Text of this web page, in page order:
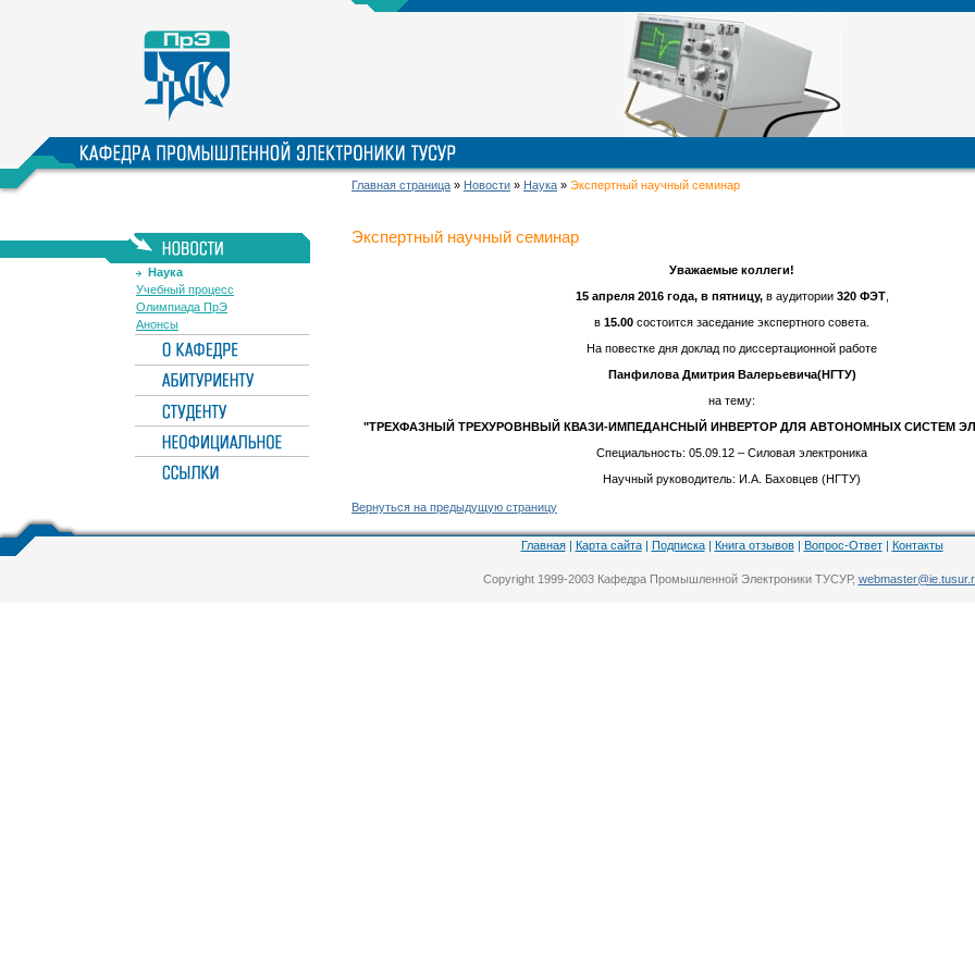
Главная страница » Новости » Наука » Экспертный научный семинар
Наука
Учебный процесс
Олимпиада ПрЭ
Анонсы
Экспертный научный семинар
Уважаемые коллеги!
15 апреля 2016 года, в пятницу,в аудитории 320 ФЭТ,
в 15.00 состоится заседание экспертного совета.
На повестке дня доклад по диссертационной работе
Панфилова Дмитрия Валерьевича(НГТУ)
на тему:
"ТРЕХФАЗНЫЙ ТРЕХУРОВНВЫЙ КВАЗИ-ИМПЕДАНСНЫЙ ИНВЕРТОР ДЛЯ АВТОНОМНЫХ СИСТЕМ
Специальность: 05.09.12 – Силовая электроника
Научный руководитель: И.А. Баховцев (НГТУ)
Вернуться на предыдущую страницу
Главная| Карта сайта| Подписка| Книга отзывов| Вопрос-Ответ| Контакты
Copyright 1999-2003 Кафедра Промышленной Электроники ТУСУР,